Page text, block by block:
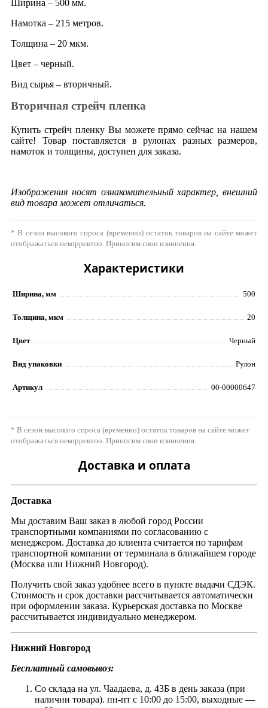
Ширина – 500 мм.
Намотка – 215 метров.
Толщина – 20 мкм.
Цвет – черный.
Вид сырья – вторичный.
Вторичная стрейч пленка
Купить стрейч пленку Вы можете прямо сейчас на нашем
сайте! Товар поставляется в рулонах разных размеров,
намоток и толщины, доступен для заказа.
Изображения носят ознакомительный характер, внешний
вид товара может отличаться.
* В сезон высокого спроса (временно) остаток товаров на сайте может
отображаться некорректно. Приносим свои извинения.
Характеристики
Ширина, мм 500
Толщина, мкм 20
Цвет Черный
Вид упаковки Рулон
Артикул 00-00000647
* В сезон высокого спроса (временно) остаток товаров на сайте может
отображаться некорректно. Приносим свои извинения.
Доставка и оплата
Доставка
Мы доставим Ваш заказ в любой город России
транспортными компаниями по согласованию с
менеджером. Доставка до клиента считается по тарифам
транспортной компании от терминала в ближайшем городе
(Москва или Нижний Новгород).
Получить свой заказ удобнее всего в пункте выдачи СДЭК.
Стоимость и срок доставки рассчитывается автоматически
при оформлении заказа. Курьерская доставка по Москве
рассчитывается индивидуально менеджером.
Нижний Новгород
Бесплатный самовывоз:
Со склада на ул. Чаадаева, д. 43Б в день заказа (при
наличии товара). пн-пт с 10:00 до 15:00, выходные —